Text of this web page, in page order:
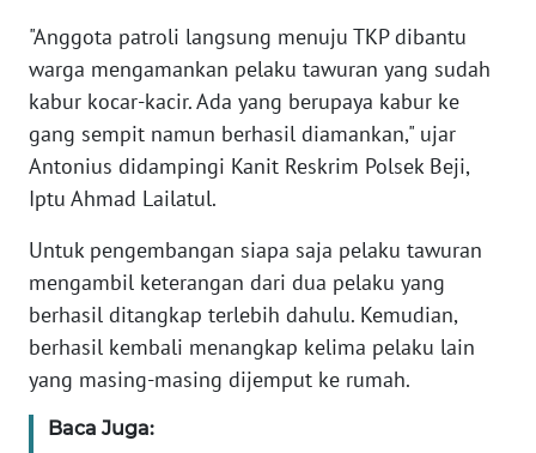
"Anggota patroli langsung menuju TKP dibantu
warga mengamankan pelaku tawuran yang sudah
kabur kocar-kacir. Ada yang berupaya kabur ke
gang sempit namun berhasil diamankan," ujar
Antonius didampingi Kanit Reskrim Polsek Beji,
Iptu Ahmad Lailatul.
Untuk pengembangan siapa saja pelaku tawuran
mengambil keterangan dari dua pelaku yang
berhasil ditangkap terlebih dahulu. Kemudian,
berhasil kembali menangkap kelima pelaku lain
yang masing-masing dijemput ke rumah.
Baca Juga:
SULTRA
WN
NTB
WN
WN
SULBAR
WN